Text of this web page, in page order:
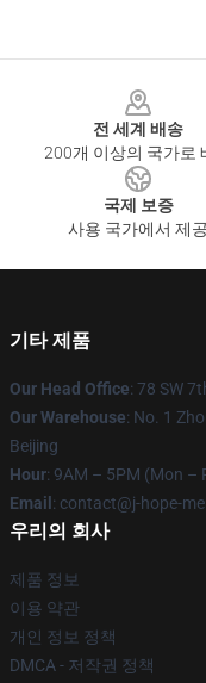
전 세계 배송
200개 이상의 국가로
국제 보증
사용 국가에서 제공
기타 제품
Our Head Office: 78 SW
Our Warehouse: No. 1
Beijing
Hour: 9AM – 5PM (Mon –
Email : contact@j-hope-
우리의 회사
제품 정보
이용 약관
개인 정보 정책
DMCA - 저작권 정책